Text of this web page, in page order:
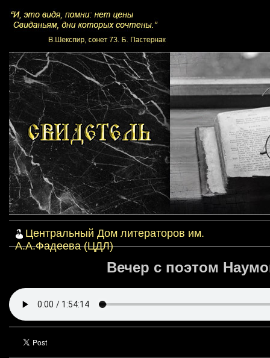
Центральный Дом литераторов им.
А.А.Фадеева (ЦДЛ)
Вечер с поэтом